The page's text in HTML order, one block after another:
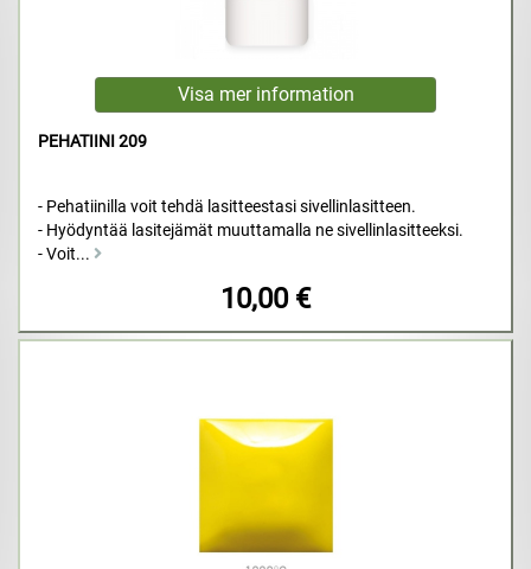
PEHATIINI 209
- Pehatiinilla voit tehdä lasitteestasi sivellinlasitteen.
- Hyödyntää lasitejämät muuttamalla ne sivellinlasitteeksi.
- Voit...
10,00 €